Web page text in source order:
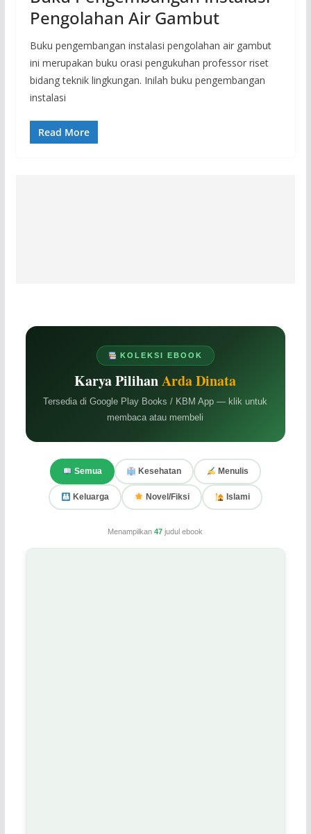
Pengolahan Air Gambut
Buku pengembangan instalasi pengolahan air gambut
ini merupakan buku orasi pengukuhan professor riset
bidang teknik lingkungan. Inilah buku pengembangan
instalasi
Read More
KOLEKSI EBOOK
Karya PilihanArda Dinata
Tersedia di Google Play Books / KBM App — klik untuk
membaca atau membeli
Semua Kesehatan Menulis
Keluarga Novel/Fiksi Islami
Menampilkan47 judul ebook